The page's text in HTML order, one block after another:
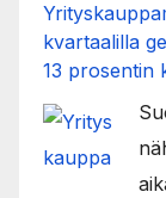
kvartaalilla
13 prosentin